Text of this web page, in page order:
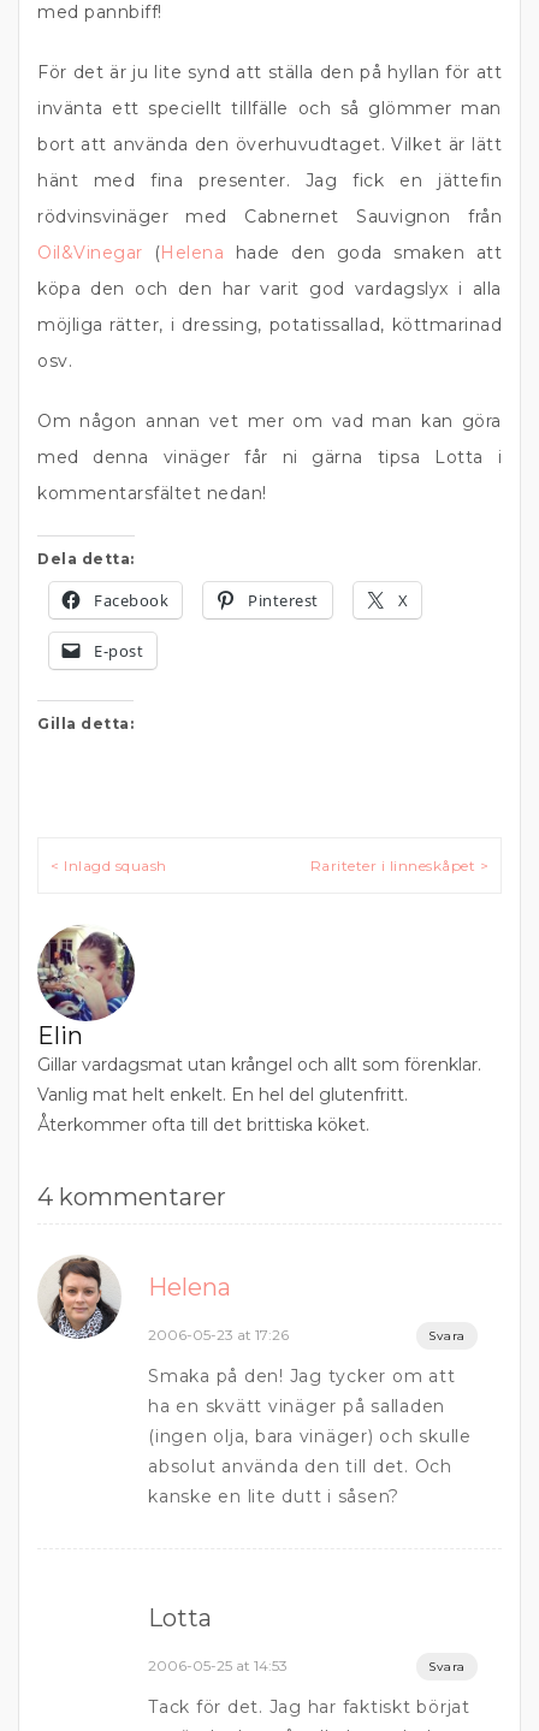
med pannbiff!
För det är ju lite synd att ställa den på hyllan för att
invänta ett speciellt tillfälle och så glömmer man
bort att använda den överhuvudtaget. Vilket är lätt
hänt med fina presenter. Jag fick en jättefin
rödvinsvinäger med Cabnernet Sauvignon från
Oil&Vinegar
(Helena hade den goda smaken att
köpa den och den har varit god vardagslyx i alla
möjliga rätter, i dressing, potatissallad, köttmarinad
osv.
Om någon annan vet mer om vad man kan göra
med denna vinäger får ni gärna tipsa Lotta i
kommentarsfältet nedan!
Dela detta:
Facebook Pinterest X
E-post
Gilla detta:
Inläggsnavigering
< Inlagd squash Rariteter i linneskåpet >
Elin
Gillar vardagsmat utan krångel och allt som förenklar.
Vanlig mat helt enkelt. En hel del glutenfritt.
Återkommer ofta till det brittiska köket.
4 kommentarer
Helena
2006-05-23 at 17:26 Svara
Smaka på den! Jag tycker om att
ha en skvätt vinäger på salladen
(ingen olja, bara vinäger) och skulle
absolut använda den till det. Och
kanske en lite dutt i såsen?
Lotta
2006-05-25 at 14:53 Svara
Tack för det. Jag har faktiskt börjat